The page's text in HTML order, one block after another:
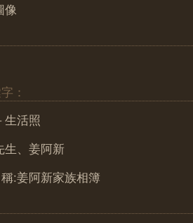
像
：
生活照
生、姜阿新
:姜阿新家族相簿